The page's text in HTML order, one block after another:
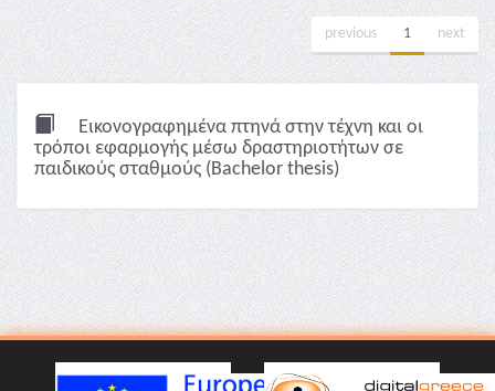
previous 1 next
Εικονογραφημένα πτηνά στην τέχνη και οι
τρόποι εφαρμογής μέσω δραστηριοτήτων σε
παιδικούς σταθμούς (Bachelor thesis)